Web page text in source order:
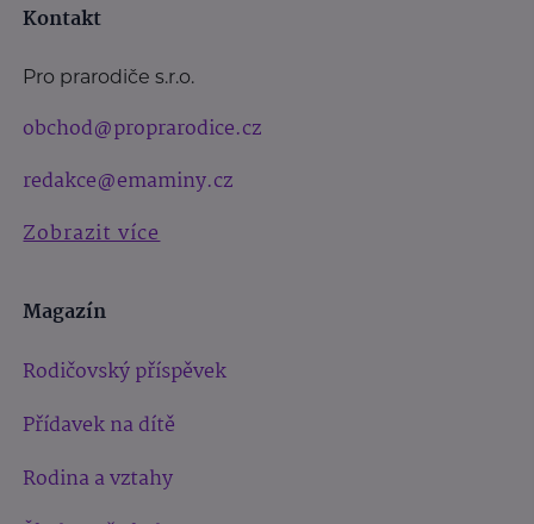
Kontakt
Pro prarodiče s.r.o.
obchod@proprarodice.cz
redakce@emaminy.cz
Zobrazit více
Magazín
Rodičovský příspěvek
Přídavek na dítě
Rodina a vztahy